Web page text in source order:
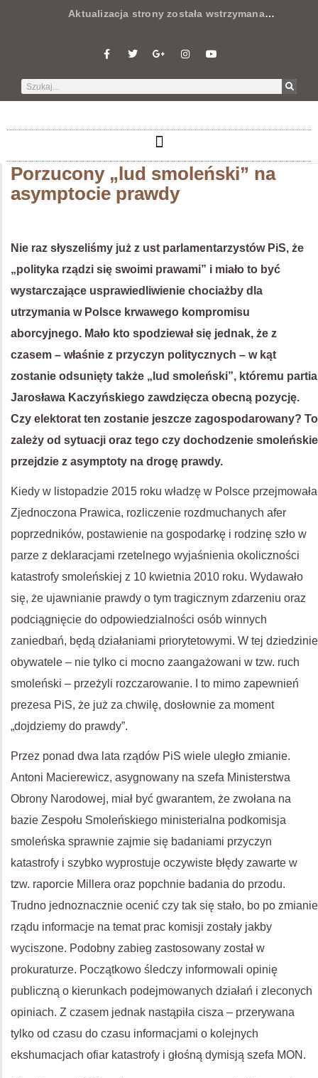
Aktualizacja strony została wstrzymana…
Porzucony „lud smoleński” na
asymptocie prawdy
Nie raz słyszeliśmy już z ust parlamentarzystów PiS, że
„polityka rządzi się swoimi prawami” i miało to być
wystarczające usprawiedliwienie chociażby dla
utrzymania w Polsce krwawego kompromisu
aborcyjnego. Mało kto spodziewał się jednak, że z
czasem – właśnie z przyczyn politycznych – w kąt
zostanie odsunięty także „lud smoleński”, któremu partia
Jarosława Kaczyńskiego zawdzięcza obecną pozycję.
Czy elektorat ten zostanie jeszcze zagospodarowany? To
zależy od sytuacji oraz tego czy dochodzenie smoleńskie
przejdzie z asymptoty na drogę prawdy.
Kiedy w listopadzie 2015 roku władzę w Polsce przejmowała
Zjednoczona Prawica, rozliczenie rozdmuchanych afer
poprzedników, postawienie na gospodarkę i rodzinę szło w
parze z deklaracjami rzetelnego wyjaśnienia okoliczności
katastrofy smoleńskiej z 10 kwietnia 2010 roku. Wydawało
się, że ujawnianie prawdy o tym tragicznym zdarzeniu oraz
podciągnięcie do odpowiedzialności osób winnych
zaniedbań, będą działaniami priorytetowymi. W tej dziedzinie
obywatele – nie tylko ci mocno zaangażowani w tzw. ruch
smoleński – przeżyli rozczarowanie. I to mimo zapewnień
prezesa PiS, że już za chwilę, dosłownie za moment
„dojdziemy do prawdy”.
Przez ponad dwa lata rządów PiS wiele uległo zmianie.
Antoni Macierewicz, asygnowany na szefa Ministerstwa
Obrony Narodowej, miał być gwarantem, że zwołana na
bazie Zespołu Smoleńskiego ministerialna podkomisja
smoleńska sprawnie zajmie się badaniami przyczyn
katastrofy i szybko wyprostuje oczywiste błędy zawarte w
tzw. raporcie Millera oraz popchnie badania do przodu.
Trudno jednoznacznie ocenić czy tak się stało, bo po zmianie
rządu informacje na temat prac komisji zostały jakby
wyciszone. Podobny zabieg zastosowany został w
prokuraturze. Początkowo śledczy informowali opinię
publiczną o kierunkach podejmowanych działań i zleconych
opiniach. Z czasem jednak nastąpiła cisza – przerywana
tylko od czasu do czasu informacjami o kolejnych
ekshumacjach ofiar katastrofy i głośną dymisją szefa MON.